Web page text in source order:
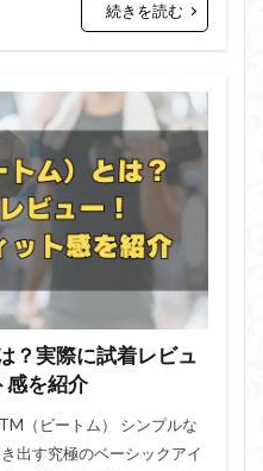
続きを読む
？実際に試着レビュ
感を紹介
（ビートム） シンプルな
出す究極のベーシックアイ